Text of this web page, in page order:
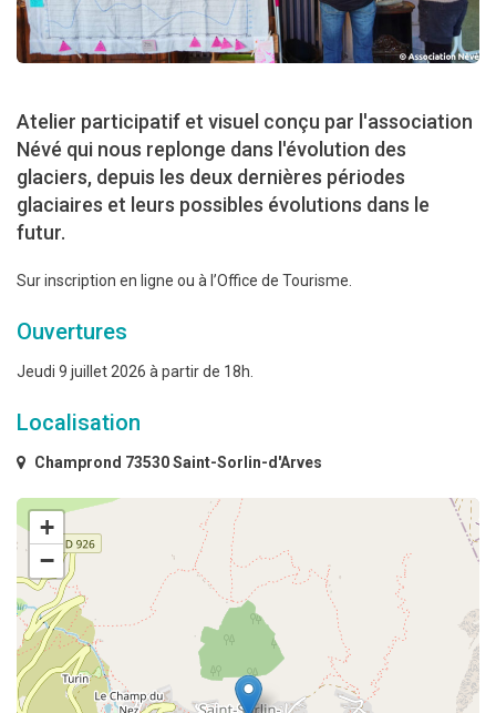
Atelier participatif et visuel conçu par l'association
Névé qui nous replonge dans l'évolution des
glaciers, depuis les deux dernières périodes
glaciaires et leurs possibles évolutions dans le
futur.
Sur inscription en ligne ou à l’Office de Tourisme.
Ouvertures
Jeudi 9 juillet 2026 à partir de 18h.
Localisation
Champrond 73530 Saint-Sorlin-d'Arves
+
−